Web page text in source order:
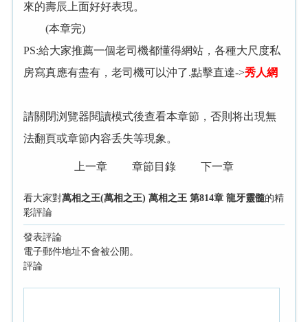
來的壽辰上面好好表現。
(本章完)
PS:給大家推薦一個老司機都懂得網站，各種大尺度私
房寫真應有盡有，老司機可以沖了.點擊直達->秀人網
請關閉浏覽器閱讀模式後查看本章節，否則将出現無
法翻頁或章節内容丢失等現象。
上一章 章節目錄 下一章
看大家對萬相之王(萬相之王) 萬相之王 第814章 龍牙靈髓的精
彩評論
發表評論
電子郵件地址不會被公開。
評論